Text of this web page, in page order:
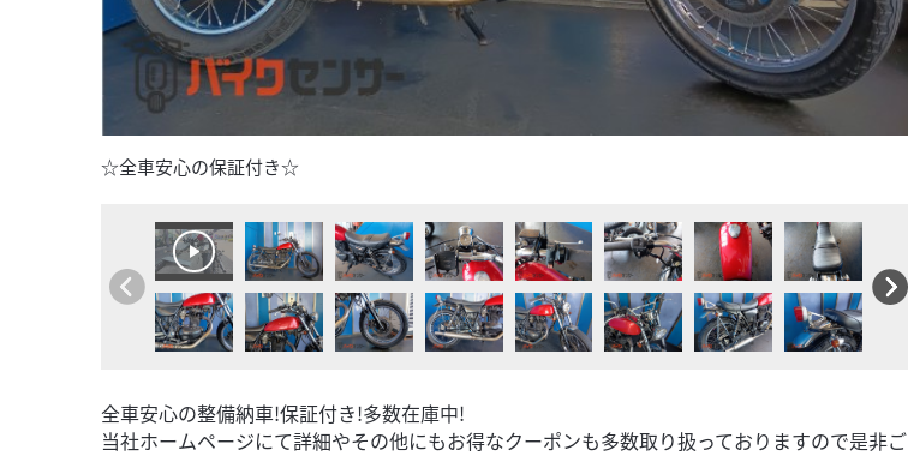
☆全車安心の保証付き☆
全車安心の整備納車!保証付き!多数在庫中!
当社ホームページにて詳細やその他にもお得なクーポンも多数取り扱っておりますので是非ご